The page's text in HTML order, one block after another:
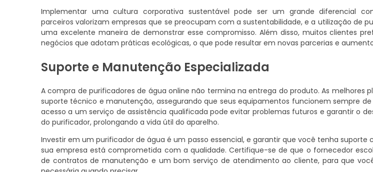
Implementar uma cultura corporativa sustentável pode ser um grande diferencial
parceiros valorizam empresas que se preocupam com a sustentabilidade, e a utilização de
uma excelente maneira de demonstrar esse compromisso. Além disso, muitos clientes
negócios que adotam práticas ecológicas, o que pode resultar em novas parcerias e
Suporte e Manutenção Especializada
A compra de purificadores de água online não termina na entrega do produto. As melhores
suporte técnico e manutenção, assegurando que seus equipamentos funcionem sempre
acesso a um serviço de assistência qualificada pode evitar problemas futuros e garantir o
do purificador, prolongando a vida útil do aparelho.
Investir em um purificador de água é um passo essencial, e garantir que você tenha suporte
sua empresa está comprometida com a qualidade. Certifique-se de que o fornecedor
de contratos de manutenção e um bom serviço de atendimento ao cliente, para que